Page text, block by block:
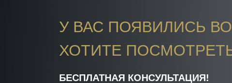
У ВАС ПОЯВИЛИСЬ
ХОТИТЕ
БЕСПЛАТНАЯ КОНСУЛЬТАЦИЯ!